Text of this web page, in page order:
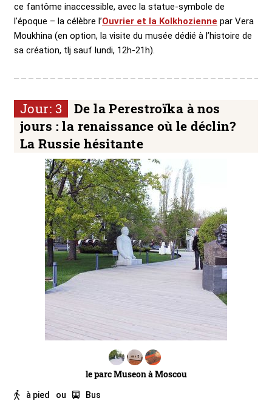
ce fantôme inaccessible, avec la statue-symbole de
l'époque – la célèbre l’Ouvrier et la Kolkhozienne par Vera
Moukhina (en option, la visite du musée dédié à l’histoire de
sa création, tlj sauf lundi, 12h-21h).
Jour: 3
De la Perestroïka à nos
jours : la renaissance où le déclin?
La Russie hésitante
le parc Museon à Moscou
à pied ou Bus